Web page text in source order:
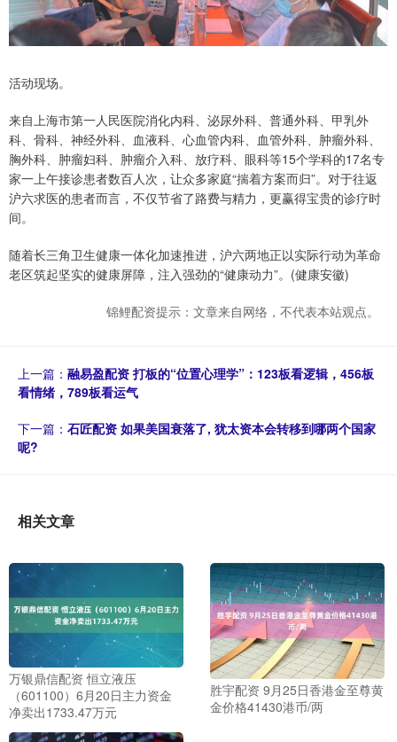
活动现场。
来自上海市第一人民医院消化内科、泌尿外科、普通外科、甲乳外
科、骨科、神经外科、血液科、心血管内科、血管外科、肿瘤外科、
胸外科、肿瘤妇科、肿瘤介入科、放疗科、眼科等15个学科的17名专
家一上午接诊患者数百人次，让众多家庭“揣着方案而归”。对于往返
沪六求医的患者而言，不仅节省了路费与精力，更赢得宝贵的诊疗时
间。
随着长三角卫生健康一体化加速推进，沪六两地正以实际行动为革命
老区筑起坚实的健康屏障，注入强劲的“健康动力”。(健康安徽)
锦鲤配资提示：文章来自网络，不代表本站观点。
上一篇： 融易盈配资 打板的“位置心理学”：123板看逻辑，456板
看情绪，789板看运气
下一篇： 石匠配资 如果美国衰落了, 犹太资本会转移到哪两个国家
呢?
相关文章
万银鼎信配资 恒立液压
（601100）6月20日主力资金
净卖出1733.47万元
胜宇配资 9月25日香港金至尊黄
金价格41430港币/两